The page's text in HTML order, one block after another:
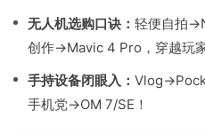
无人机选购口诀： 轻便自拍
创作→Mavic 4 Pro，穿越玩
手持设备闭眼入：
手机党→OM 7/SE！